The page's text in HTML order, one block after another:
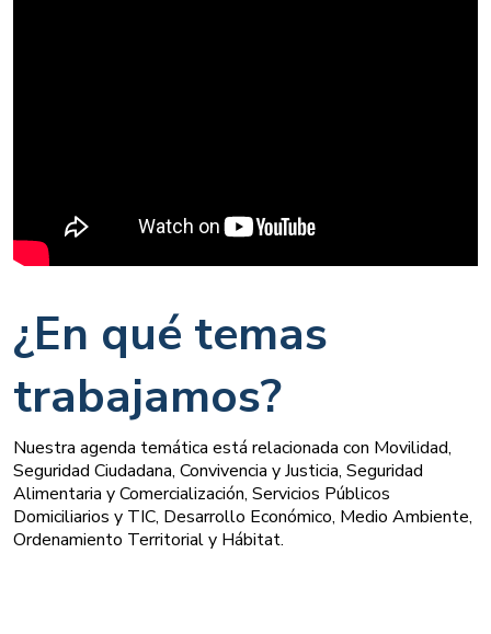
¿En qué temas
trabajamos?
Nuestra agenda temática está relacionada con Movilidad,
Seguridad Ciudadana, Convivencia y Justicia, Seguridad
Alimentaria y Comercialización, Servicios Públicos
Domiciliarios y TIC, Desarrollo Económico, Medio Ambiente,
Ordenamiento Territorial y Hábitat.